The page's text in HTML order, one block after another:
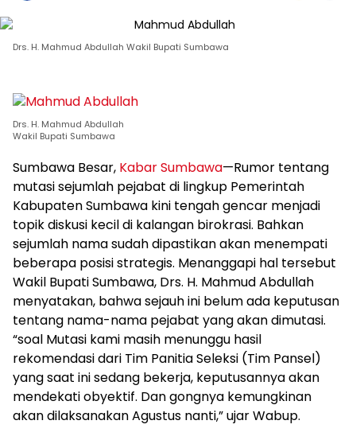
Drs. H. Mahmud Abdullah Wakil Bupati Sumbawa
Drs. H. Mahmud Abdullah
Wakil Bupati Sumbawa
Sumbawa Besar, Kabar Sumbawa—Rumor tentang
mutasi sejumlah pejabat di lingkup Pemerintah
Kabupaten Sumbawa kini tengah gencar menjadi
topik diskusi kecil di kalangan birokrasi. Bahkan
sejumlah nama sudah dipastikan akan menempati
beberapa posisi strategis. Menanggapi hal tersebut
Wakil Bupati Sumbawa, Drs. H. Mahmud Abdullah
menyatakan, bahwa sejauh ini belum ada keputusan
tentang nama-nama pejabat yang akan dimutasi.
“soal Mutasi kami masih menunggu hasil
rekomendasi dari Tim Panitia Seleksi (Tim Pansel)
yang saat ini sedang bekerja, keputusannya akan
mendekati obyektif. Dan gongnya kemungkinan
akan dilaksanakan Agustus nanti,” ujar Wabup.